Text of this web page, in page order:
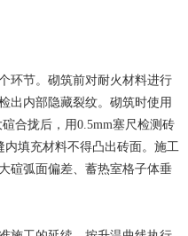
环节。砌筑前对耐火材料进行
出内部隐藏裂纹。砌筑时使用
合拢后，用0.5mm塞尺检测砖
内填充材料不得凸出砖面。施工
碹弧面偏差、蓄热室格子体垂